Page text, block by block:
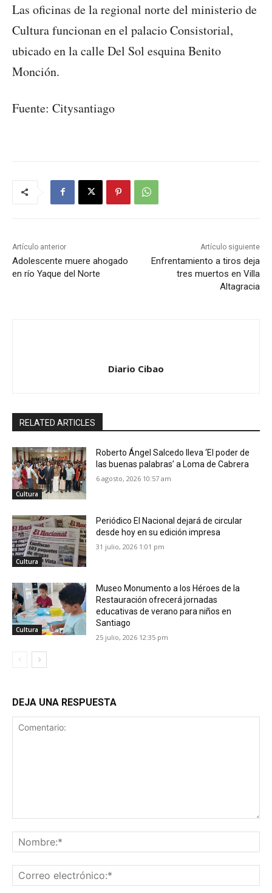
Las oficinas de la regional norte del ministerio de
Cultura funcionan en el palacio Consistorial,
ubicado en la calle Del Sol esquina Benito
Monción.
Fuente: Citysantiago
Artículo anterior
Adolescente muere ahogado
en río Yaque del Norte
Artículo siguiente
Enfrentamiento a tiros deja
tres muertos en Villa
Altagracia
Diario Cibao
RELATED ARTICLES
Cultura
Roberto Ángel Salcedo lleva ‘El poder de
las buenas palabras’ a Loma de Cabrera
6 agosto, 2026 10:57 am
Cultura
Periódico El Nacional dejará de circular
desde hoy en su edición impresa
31 julio, 2026 1:01 pm
Cultura
Museo Monumento a los Héroes de la
Restauración ofrecerá jornadas
educativas de verano para niños en
Santiago
25 julio, 2026 12:35 pm
DEJA UNA RESPUESTA